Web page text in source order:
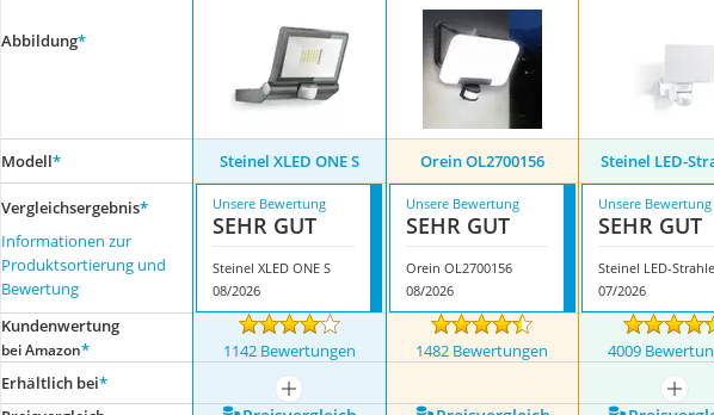
Abbildung*
Modell* Steinel XLED ONE S Orein OL2700156 Steinel LED-
Vergleichsergebnis*
Informationen zur
Produktsortierung und
Bewertung
Unsere Bewertung
SEHR GUT
Steinel XLED ONE S
08/2026
Unsere Bewertung
SEHR GUT
Orein OL2700156
08/2026
Unsere Bewertung
SEHR GUT
Steinel LED-
07/2026
Kundenwertung
bei Amazon* 1142 Bewertungen 1482 Bewertungen 4009
Erhältlich bei*
mehr anzeigen mehr